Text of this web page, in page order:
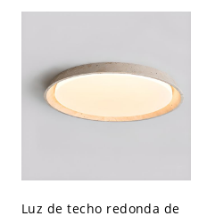
eléctrica directa, 110V-
Luz de techo redonda de